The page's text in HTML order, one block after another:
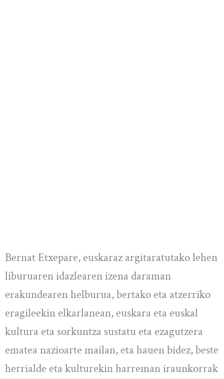
Bernat Etxepare, euskaraz argitaratutako lehen
liburuaren idazlearen izena daraman
erakundearen helburua, bertako eta atzerriko
eragileekin elkarlanean, euskara eta euskal
kultura eta sorkuntza sustatu eta ezagutzera
ematea nazioarte mailan, eta hauen bidez, beste
herrialde eta kulturekin harreman iraunkorrak